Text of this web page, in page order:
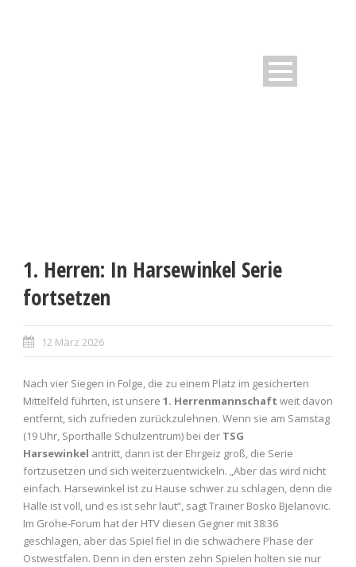
1. Herren: In Harsewinkel Serie
fortsetzen
12 März 2026
Nach vier Siegen in Folge, die zu einem Platz im gesicherten
Mittelfeld führten, ist unsere 1. Herrenmannschaft weit davon
entfernt, sich zufrieden zurückzulehnen. Wenn sie am Samstag
(19 Uhr, Sporthalle Schulzentrum) bei der TSG
Harsewinkel antritt, dann ist der Ehrgeiz groß, die Serie
fortzusetzen und sich weiterzuentwickeln. „Aber das wird nicht
einfach. Harsewinkel ist zu Hause schwer zu schlagen, denn die
Halle ist voll, und es ist sehr laut“, sagt Trainer Bosko Bjelanovic.
Im Grohe-Forum hat der HTV diesen Gegner mit 38:36
geschlagen, aber das Spiel fiel in die schwächere Phase der
Ostwestfalen. Denn in den ersten zehn Spielen holten sie nur